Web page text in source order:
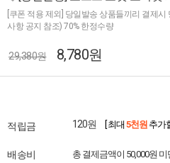
[쿠폰 적용 제외] 당일발송 상품들끼리 결제
사항 공지 참조) 70% 한정수량
29,380원 8,780원
적립금 120원 [ 최대 5천원 추가
배송비 총 결제금액이 50,000원